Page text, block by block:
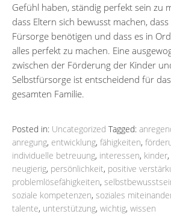
Gefühl haben, ständig perfekt sein zu
dass Eltern sich bewusst machen,
Fürsorge benötigen und dass es in
alles perfekt zu machen. Eine
zwischen der Förderung der Kinder
Selbstfürsorge ist entscheidend für
gesamten Familie.
Posted in: Uncategorized Tagged:
anregung, entwicklung, fähigkeiten,
individuelle betreuung, interessen, kinder,
neugierig, persönlichkeit, positive
problemlösefähigkeiten,
soziale kompetenzen, soziales
talente, unterstützung, wichtig, wissen